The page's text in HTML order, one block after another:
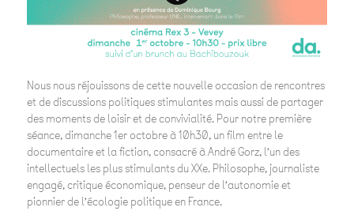
Nous nous réjouissons de cette nouvelle occasion de rencontres
et de discussions politiques stimulantes mais aussi de partager
des moments de loisir et de convivialité. Pour notre première
séance, dimanche 1er octobre à 10h30, un film entre le
documentaire et la fiction, consacré à André Gorz, l’un des
intellectuels les plus stimulants du XXe. Philosophe, journaliste
engagé, critique économique, penseur de l’autonomie et
pionnier de l’écologie politique en France.